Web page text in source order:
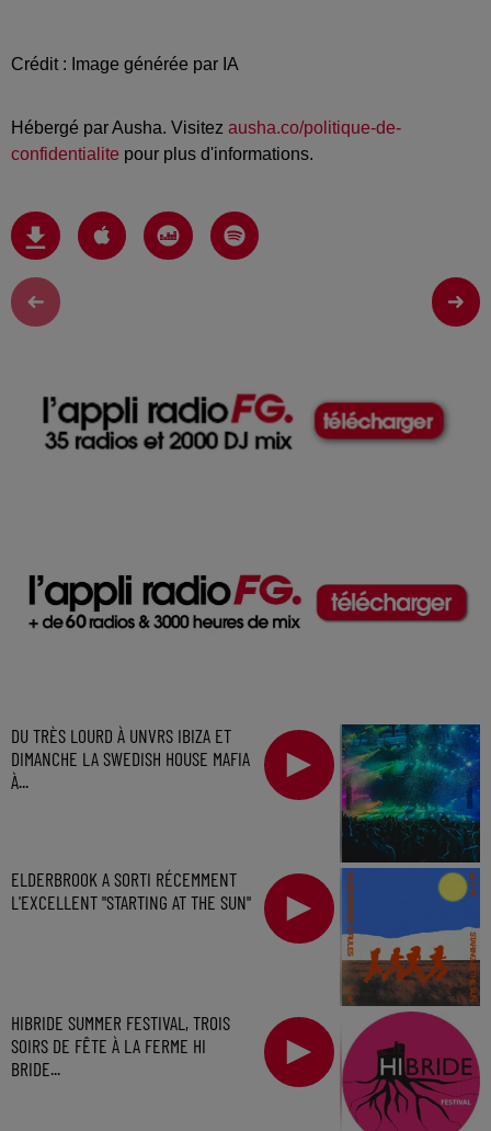
Crédit : Image générée par IA
Hébergé par Ausha. Visitez ausha.co/politique-de-
confidentialite pour plus d'informations.
DU TRÈS LOURD À UNVRS IBIZA ET
DIMANCHE LA SWEDISH HOUSE MAFIA
À...
ELDERBROOK A SORTI RÉCEMMENT
L'EXCELLENT "STARTING AT THE SUN"
HIBRIDE SUMMER FESTIVAL, TROIS
SOIRS DE FÊTE À LA FERME HI
BRIDE...